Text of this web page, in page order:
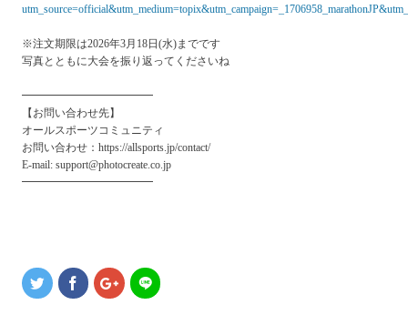
※注文期限は2026年3月18日(水)までです
写真とともに大会を振り返ってくださいね
━━━━━━━━━━━━
【お問い合わせ先】
オールスポーツコミュニティ
お問い合わせ：https://allsports.jp/contact/
E-mail: support@photocreate.co.jp
━━━━━━━━━━━━